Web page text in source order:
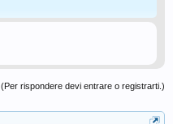
(Per rispondere devi entrare o registrarti.)